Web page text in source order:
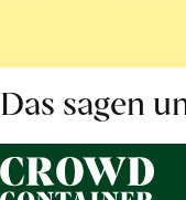
Das sagen